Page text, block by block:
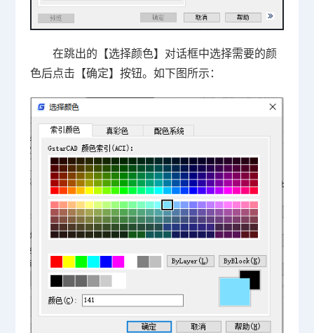
在跳出的【选择颜色】对话框中选择需要的颜
色后点击【确定】按钮。如下图所示：